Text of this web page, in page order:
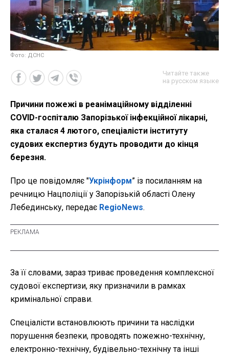
Фото: ДСНС
Читайте также
на русском языке
Причини пожежі в реанімаційному відділенні
COVID-госпіталю Запорізької інфекційної лікарні,
яка сталася 4 лютого, спеціалісти інституту
судових експертиз будуть проводити до кінця
березня.
Про це повідомляє "Укрінформ” із посиланням на
речницю Нацполіції у Запорізькій області Олену
Лебединську, передає RegioNews.
За її словами, зараз триває проведення комплексної
судової експертизи, яку призначили в рамках
кримінальної справи.
Спеціалісти встановлюють причини та наслідки
порушення безпеки, проводять пожежно-технічну,
електронно-технічну, будівельно-технічну та інші